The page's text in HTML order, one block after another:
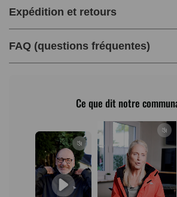
Expédition et retours
FAQ (questions fréquentes)
Ce que dit notre